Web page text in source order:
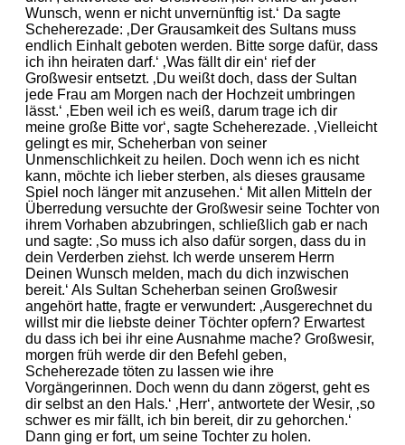
Wunsch, wenn er nicht unvernünftig ist.‘ Da sagte
Scheherezade: ‚Der Grausamkeit des Sultans muss
endlich Einhalt geboten werden. Bitte sorge dafür, dass
ich ihn heiraten darf.‘ ‚Was fällt dir ein‘ rief der
Großwesir entsetzt. ‚Du weißt doch, dass der Sultan
jede Frau am Morgen nach der Hochzeit umbringen
lässt.‘ ‚Eben weil ich es weiß, darum trage ich dir
meine große Bitte vor‘, sagte Scheherezade. ‚Vielleicht
gelingt es mir, Scheherban von seiner
Unmenschlichkeit zu heilen. Doch wenn ich es nicht
kann, möchte ich lieber sterben, als dieses grausame
Spiel noch länger mit anzusehen.‘ Mit allen Mitteln der
Überredung versuchte der Großwesir seine Tochter von
ihrem Vorhaben abzubringen, schließlich gab er nach
und sagte: ‚So muss ich also dafür sorgen, dass du in
dein Verderben ziehst. Ich werde unserem Herrn
Deinen Wunsch melden, mach du dich inzwischen
bereit.‘ Als Sultan Scheherban seinen Großwesir
angehört hatte, fragte er verwundert: ‚Ausgerechnet du
willst mir die liebste deiner Töchter opfern? Erwartest
du dass ich bei ihr eine Ausnahme mache? Großwesir,
morgen früh werde dir den Befehl geben,
Scheherezade töten zu lassen wie ihre
Vorgängerinnen. Doch wenn du dann zögerst, geht es
dir selbst an den Hals.‘ ‚Herr‘, antwortete der Wesir, ‚so
schwer es mir fällt, ich bin bereit, dir zu gehorchen.‘
Dann ging er fort, um seine Tochter zu holen.